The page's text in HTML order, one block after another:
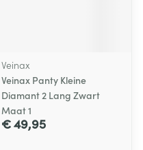
Veinax
Veinax Panty Kleine
Diamant 2 Lang Zwart
Maat 1
€ 49,95